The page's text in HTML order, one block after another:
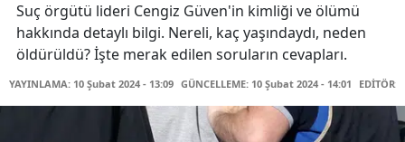
Suç örgütü lideri Cengiz Güven'in kimliği ve ölümü
hakkında detaylı bilgi. Nereli, kaç yaşındaydı, neden
öldürüldü? İşte merak edilen soruların cevapları.
YAYINLAMA: 10 Şubat 2024 - 13:09 GÜNCELLEME: 10 Şubat 2024 - 14:01